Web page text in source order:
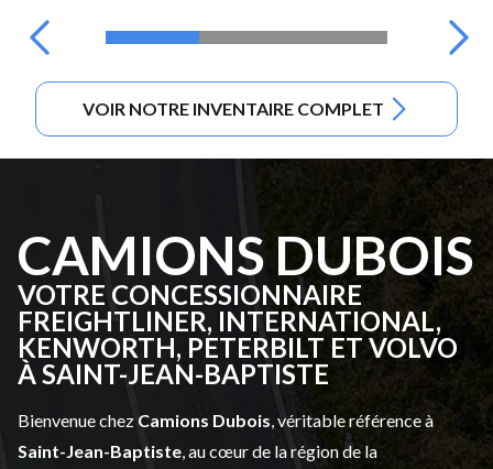
VOIR NOTRE INVENTAIRE COMPLET
CAMIONS DUBOIS
VOTRE CONCESSIONNAIRE
FREIGHTLINER, INTERNATIONAL,
KENWORTH, PETERBILT ET VOLVO
À SAINT-JEAN-BAPTISTE
Bienvenue chez Camions Dubois , véritable référence à
Saint-Jean-Baptiste , au cœur de la région de la